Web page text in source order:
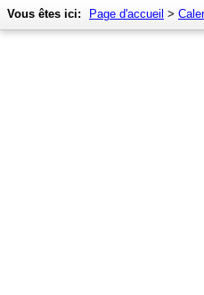
Vous êtes ici: Page d'accueil >